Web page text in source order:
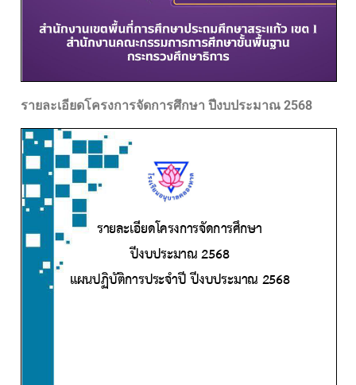
รายละเอียดโครงการจัดการศึกษา ปีงบประมาณ 2568